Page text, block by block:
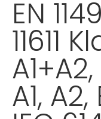
EN
11611
A1+A2,
A1, A2,